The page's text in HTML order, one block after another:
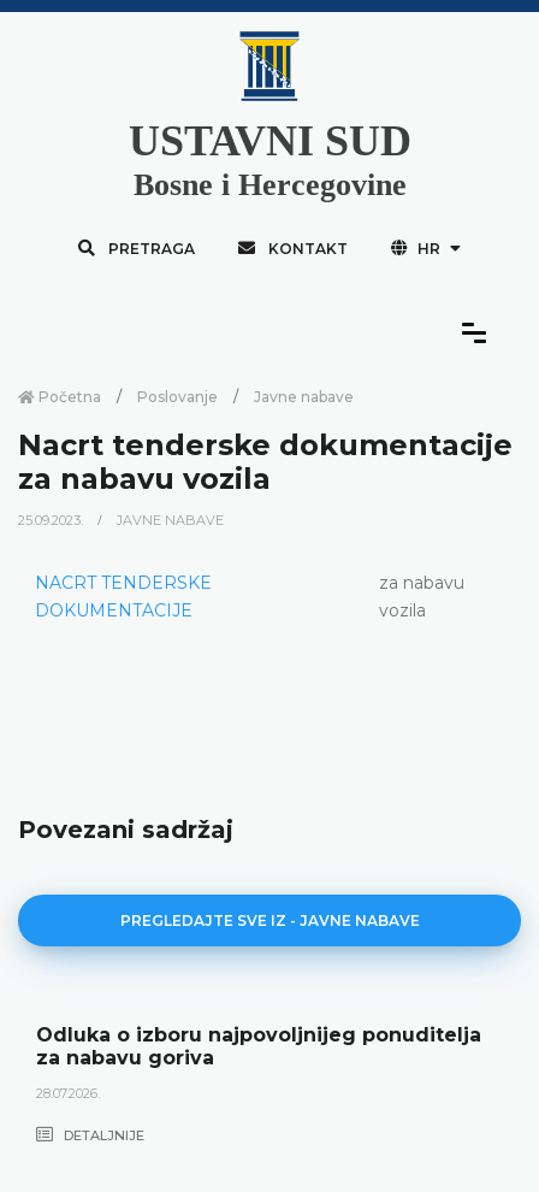
USTAVNI SUD
Bosne i Hercegovine
PRETRAGA KONTAKT HR
Početna Poslovanje Javne nabave
Nacrt tenderske dokumentacije
za nabavu vozila
25.09.2023. JAVNE NABAVE
NACRT TENDERSKE
DOKUMENTACIJE
za nabavu
vozila
Povezani sadržaj
PREGLEDAJTE SVE IZ - JAVNE NABAVE
Odluka o izboru najpovoljnijeg ponuditelja
za nabavu goriva
28.07.2026.
DETALJNIJE